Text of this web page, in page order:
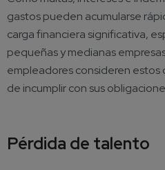
gastos pueden acumularse
carga financiera significativa,
pequeñas y medianas
empleadores consideren estos
de incumplir con sus
Pérdida de talento